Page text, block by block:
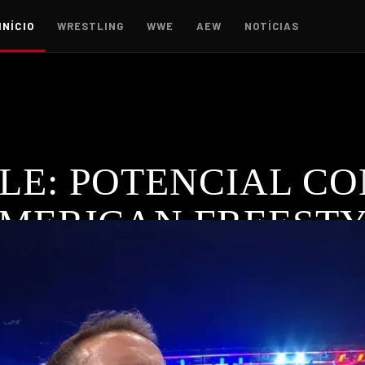
INÍCIO WRESTLING WWE AEW NOTÍCIAS
POTENCIAL
pode competir no Real American Freestyle, destacando a